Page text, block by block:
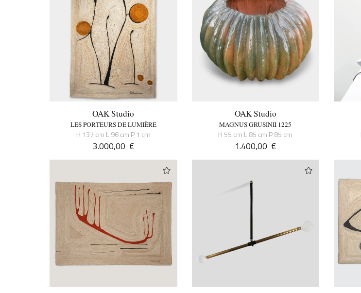
OAK Studio
LES PORTEURS DE LUMIÈRE
H 137 cm L 96 cm P 1 cm
3.000,00 €
OAK Studio
MAGNUS GRUSINII 1225
H 55 cm L 85 cm P 85 cm
1.400,00 €